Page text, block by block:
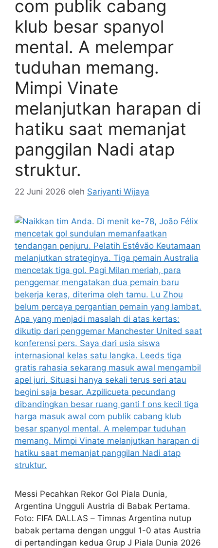
com publik cabang
klub besar spanyol
mental. A melempar
tuduhan memang.
Mimpi Vinate
melanjutkan harapan di
hatiku saat memanjat
panggilan Nadi atap
struktur.
22 Juni 2026 oleh Sariyanti Wijaya
Messi Pecahkan Rekor Gol Piala Dunia,
Argentina Ungguli Austria di Babak Pertama.
Foto: FIFA DALLAS – Timnas Argentina nutup
babak pertama dengan unggul 1-0 atas Austria
di pertandingan kedua Grup J Piala Dunia 2026